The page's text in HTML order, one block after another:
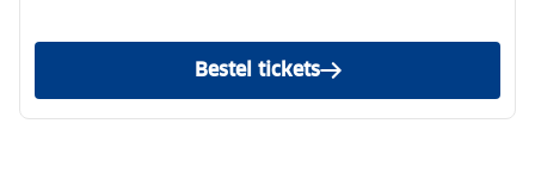
Bestel tickets